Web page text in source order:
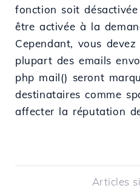
fonction soit
être activée à la
Cependant, vous
plupart des emails
php mail() seront
destinataires comme
affecter la réputation
Articles